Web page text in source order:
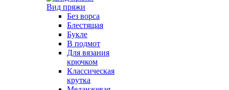
Вид пряжи
Без ворса
Блестящая
Букле
В подмот
Для вязания
крючком
Классическая
крутка